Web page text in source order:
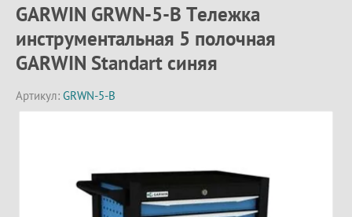
GARWIN GRWN-5-B Тележка
инструментальная 5 полочная
GARWIN Standart синяя
Артикул: GRWN-5-B